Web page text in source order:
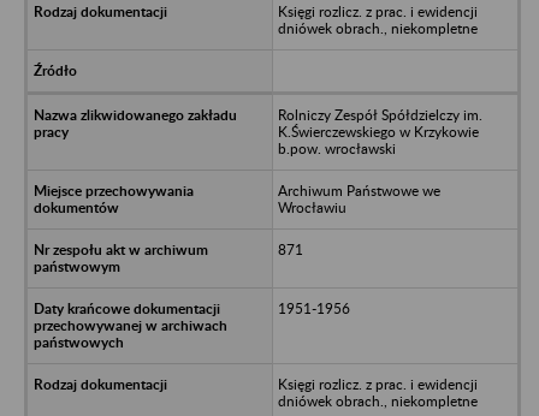
Księgi rozlicz. z prac. i ewidencji
dniówek obrach., niekompletne
Rolniczy Zespół Spółdzielczy im.
K.Świerczewskiego w Krzykowie
b.pow. wrocławski
Archiwum Państwowe we
Wrocławiu
871
1951-1956
Księgi rozlicz. z prac. i ewidencji
dniówek obrach., niekompletne